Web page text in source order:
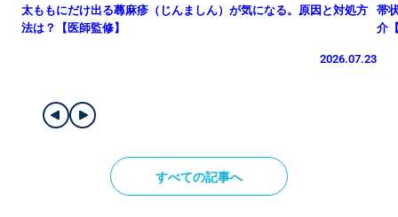
太ももにだけ出る蕁麻疹（じんましん）が気になる。原因と対処方
法は？【医師監修】
2026.07.23
帯
介
すべての記事へ